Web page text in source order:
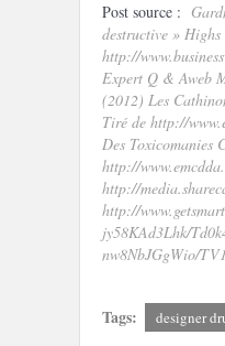
Post source :
destructive »
http://
Expert Q & Aweb
(2012) Les
Tiré de http://
Des Toxicomanies
http://
http://
http://
jy58KAd3Lhk/
nw8NbJGgWio/
Tags: designer